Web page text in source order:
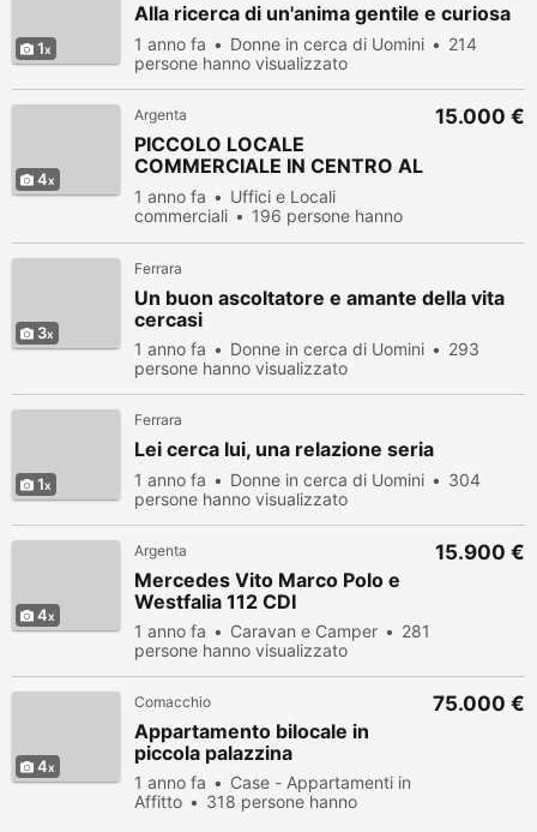
1
Alla ricerca di un'anima gentile e curiosa
1 anno fa Donne in cerca di Uomini
214
persone hanno visualizzato
4
Argenta
PICCOLO LOCALE
COMMERCIALE IN CENTRO AL
PAESE
1 anno fa
Uffici e Locali
commerciali
196 persone hanno
15.000 €
3
Ferrara
Un buon ascoltatore e amante della vita
cercasi
1 anno fa Donne in cerca di Uomini
293
persone hanno visualizzato
1
Ferrara
Lei cerca lui, una relazione seria
1 anno fa Donne in cerca di Uomini
304
persone hanno visualizzato
4
Argenta
Mercedes Vito Marco Polo e
Westfalia 112 CDI
1 anno fa Caravan e Camper
281
persone hanno visualizzato
15.900 €
4
Comacchio
Appartamento bilocale in
piccola palazzina
1 anno fa
Case - Appartamenti in
Affitto
318 persone hanno
75.000 €